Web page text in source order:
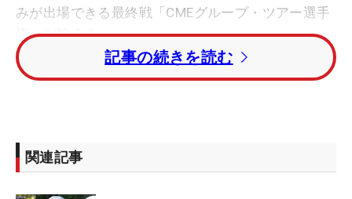
みが出場できる最終戦「CMEグループ・ツアー選手
権」が控える。
きょうは練習だけをしていた渋野は大会を中継する
ので、出させていただけることがまずよかったかな
と思います」と言うのも、8月末から9月上旬の間で
記事の続きを読む
関連記事